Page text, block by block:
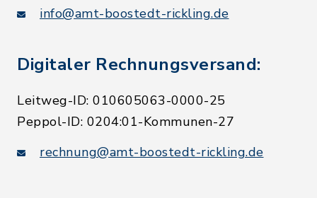
info@amt-boostedt-rickling.de
Digitaler Rechnungsversand:
Leitweg-ID: 010605063-0000-25
Peppol-ID: 0204:01-Kommunen-27
rechnung@amt-boostedt-rickling.de